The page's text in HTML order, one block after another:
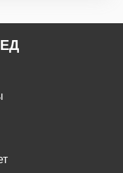
помещениях, чаще
настроение,
заболевания,
респираторно-